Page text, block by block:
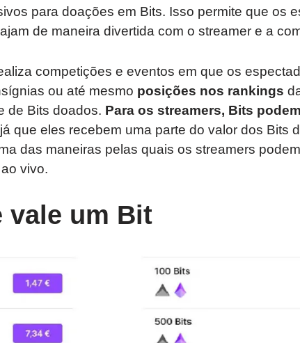
para doações em Bits. Isso permite que os
de maneira divertida com o streamer e a
competições e eventos em que os
ou até mesmo posições nos rankings
de Bits doados. Para os streamers, Bits
que eles recebem uma parte do valor dos Bits
das maneiras pelas quais os streamers
vivo.
vale um Bit